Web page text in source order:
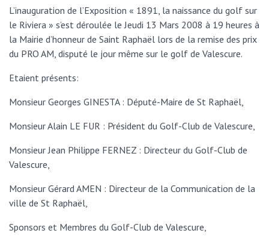
L’inauguration de l’Exposition « 1891, la naissance du golf sur
le Riviera » s’est déroulée le Jeudi 13 Mars 2008 à 19 heures à
la Mairie d’honneur de Saint Raphaël lors de la remise des prix
du PRO AM, disputé le jour même sur le golf de Valescure.
Etaient présents:
Monsieur Georges GINESTA : Député-Maire de St Raphaël,
Monsieur Alain LE FUR : Président du Golf-Club de Valescure,
Monsieur Jean Philippe FERNEZ : Directeur du Golf-Club de
Valescure,
Monsieur Gérard AMEN : Directeur de la Communication de la
ville de St Raphaël,
Sponsors et Membres du Golf-Club de Valescure,